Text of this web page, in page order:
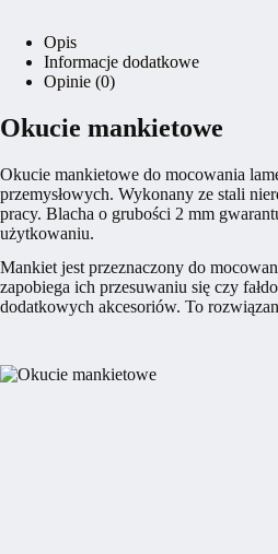
Opis
Informacje dodatkowe
Opinie (0)
Okucie mankietowe
Okucie mankietowe do mocowania
przemysłowych. Wykonany ze stali
pracy. Blacha o grubości 2 mm
użytkowaniu.
Mankiet jest przeznaczony do
zapobiega ich przesuwaniu się czy
dodatkowych akcesoriów. To